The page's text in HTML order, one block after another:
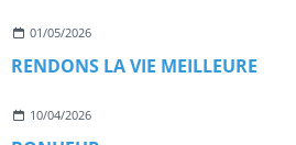
01/05/2026
RENDONS LA VIE MEILLEURE
10/04/2026